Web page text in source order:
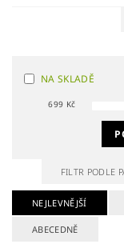
NA SKLADĚ
699 Kč
FILTR PODLE
NEJLEVNĚJŠÍ
ABECEDNĚ